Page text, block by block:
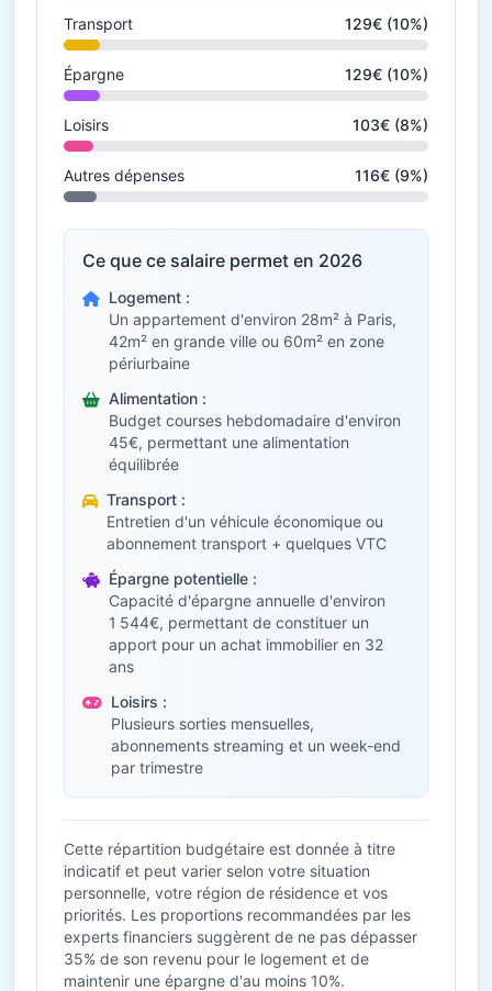
Transport 129€ (10%)
Épargne 129€ (10%)
Loisirs 103€ (8%)
Autres dépenses 116€ (9%)
Ce que ce salaire permet en 2026
Logement :
Un appartement d'environ 28m² à Paris,
42m² en grande ville ou 60m² en zone
périurbaine
Alimentation :
Budget courses hebdomadaire d'environ
45€, permettant une alimentation
équilibrée
Transport :
Entretien d'un véhicule économique ou
abonnement transport + quelques VTC
Épargne potentielle :
Capacité d'épargne annuelle d'environ
1 544€, permettant de constituer un
apport pour un achat immobilier en 32
ans
Loisirs :
Plusieurs sorties mensuelles,
abonnements streaming et un week-end
par trimestre
Cette répartition budgétaire est donnée à titre
indicatif et peut varier selon votre situation
personnelle, votre région de résidence et vos
priorités. Les proportions recommandées par les
experts financiers suggèrent de ne pas dépasser
35% de son revenu pour le logement et de
maintenir une épargne d'au moins 10%.